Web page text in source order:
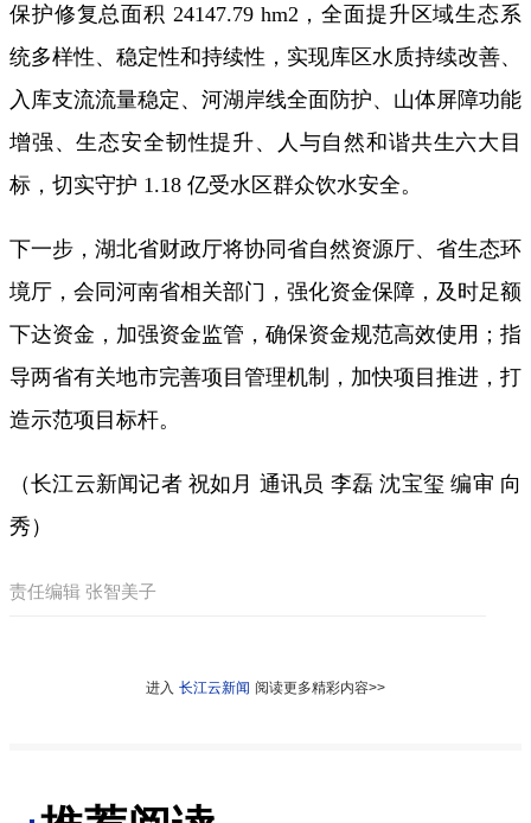
保护修复总面积 24147.79 hm2，全面提升区域生态系
统多样性、稳定性和持续性，实现库区水质持续改善、
入库支流流量稳定、河湖岸线全面防护、山体屏障功能
增强、生态安全韧性提升、人与自然和谐共生六大目
标，切实守护 1.18 亿受水区群众饮水安全。
下一步，湖北省财政厅将协同省自然资源厅、省生态环
境厅，会同河南省相关部门，强化资金保障，及时足额
下达资金，加强资金监管，确保资金规范高效使用；指
导两省有关地市完善项目管理机制，加快项目推进，打
造示范项目标杆。
（长江云新闻记者 祝如月 通讯员 李磊 沈宝玺 编审 向
秀）
责任编辑 张智美子
进入 长江云新闻 阅读更多精彩内容>>